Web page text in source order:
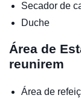
Secador de
Duche
Área de
reunirem
Área de